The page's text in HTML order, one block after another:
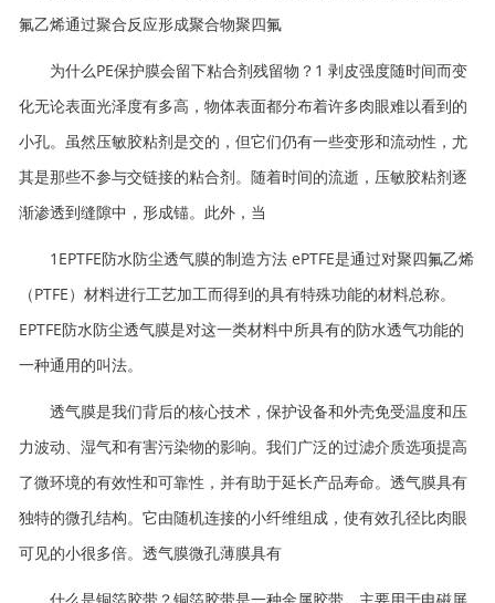
氟乙烯通过聚合反应形成聚合物聚四氟
为什么PE保护膜会留下粘合剂残留物？1 剥皮强度随时间而变
化无论表面光泽度有多高，物体表面都分布着许多肉眼难以看到的
小孔。虽然压敏胶粘剂是交的，但它们仍有一些变形和流动性，尤
其是那些不参与交链接的粘合剂。随着时间的流逝，压敏胶粘剂逐
渐渗透到缝隙中，形成锚。此外，当
1EPTFE防水防尘透气膜的制造方法 ePTFE是通过对聚四氟乙烯
（PTFE）材料进行工艺加工而得到的具有特殊功能的材料总称。
EPTFE防水防尘透气膜是对这一类材料中所具有的防水透气功能的
一种通用的叫法。
透气膜是我们背后的核心技术，保护设备和外壳免受温度和压
力波动、湿气和有害污染物的影响。我们广泛的过滤介质选项提高
了微环境的有效性和可靠性，并有助于延长产品寿命。透气膜具有
独特的微孔结构。它由随机连接的小纤维组成，使有效孔径比肉眼
可见的小很多倍。透气膜微孔薄膜具有